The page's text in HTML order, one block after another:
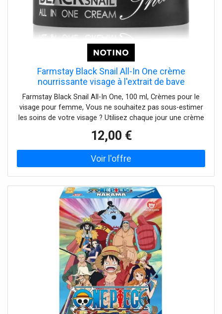
Farmstay Black Snail All-In One crème
nourrissante visage à l'extrait de bave
d'escargot 100 ml
Farmstay Black Snail All-In One, 100 ml, Crèmes pour le
visage pour femme, Vous ne souhaitez pas sous-estimer
les soins de votre visage ? Utilisez chaque jour une crème
routine de soins ne peut se passer, quels que soient votre
type de peau ou vos besoins. La crème pour le visage
Farmstay Black Snail All-In One favorise les fonctions
naturelles de la peau en aidant à maintenir son
général plus sain. Le produit : hydrate intensément
régénère la barrière cutanée réduit les rides et prévient
leur apparition apaise la peau irritée et rougie nourrit en
profondeur unifie le teint de la peau Mode d’emploi :
Utilisez ce produit en tant que dernière étape de votre
routine de soins. Laissez le produit s’absorber.
12,00 €